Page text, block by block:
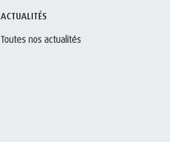
ACTUALITÉS
Toutes nos actualités